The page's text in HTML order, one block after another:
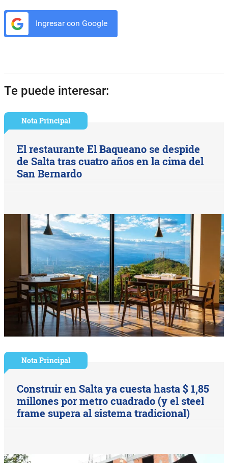
Ingresar con Google
Te puede interesar:
Nota Principal
El restaurante El Baqueano se despide
de Salta tras cuatro años en la cima del
San Bernardo
Nota Principal
Construir en Salta ya cuesta hasta $ 1,85
millones por metro cuadrado (y el steel
frame supera al sistema tradicional)